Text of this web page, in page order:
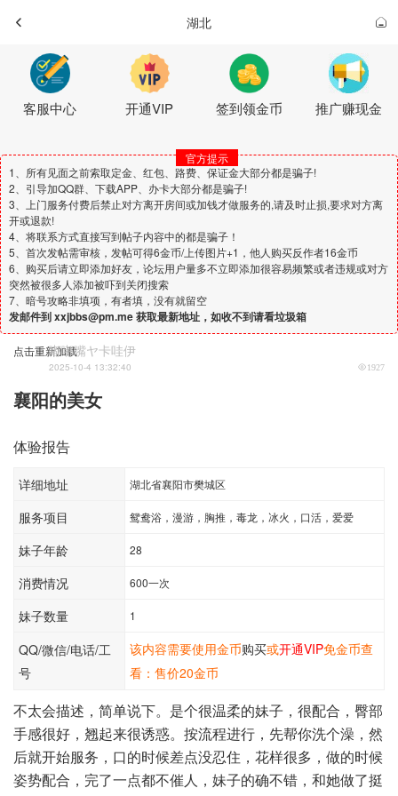
湖北
客服中心 开通VIP 签到领金币 推广赚现金
官方提示
1、所有见面之前索取定金、红包、路费、保证金大部分都是骗子!
2、引导加QQ群、下载APP、办卡大部分都是骗子!
3、上门服务付费后禁止对方离开房间或加钱才做服务的,请及时止损,要求对方离
开或退款!
4、将联系方式直接写到帖子内容中的都是骗子！
5、首次发帖需审核，发帖可得6金币/上传图片+1，他人购买反作者16金币
6、购买后请立即添加好友，论坛用户量多不立即添加很容易频繁或者违规或对方
突然被很多人添加被吓到关闭搜索
7、暗号攻略非填项，有者填，没有就留空
发邮件到 xxjbbs@pm.me 获取最新地址，如收不到请看垃圾箱
点击重新加载嘟嘟嘴ヤ卡哇伊
2025-10-4 13:32:40 1927
襄阳的美女
体验报告
详细地址 湖北省襄阳市樊城区
服务项目 鸳鸯浴，漫游，胸推，毒龙，冰火，口活，爱爱
妹子年龄 28
消费情况 600一次
妹子数量 1
QQ/微信/电话/工
号
该内容需要使用金币购买或开通VIP免金币查
看：售价20金币
不太会描述，简单说下。是个很温柔的妹子，很配合，臀部
手感很好，翘起来很诱惑。按流程进行，先帮你洗个澡，然
后就开始服务，口的时候差点没忍住，花样很多，做的时候
姿势配合，完了一点都不催人，妹子的确不错，和她做了挺